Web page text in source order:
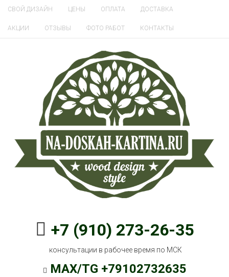
СВОЙ ДИЗАЙН ЦЕНЫ ОПЛАТА ДОСТАВКА
АКЦИИ ОТЗЫВЫ ФОТО РАБОТ КОНТАКТЫ
+7 (910) 273-26-35
консультации в рабочее время по МСК
MAX/TG +79102732635